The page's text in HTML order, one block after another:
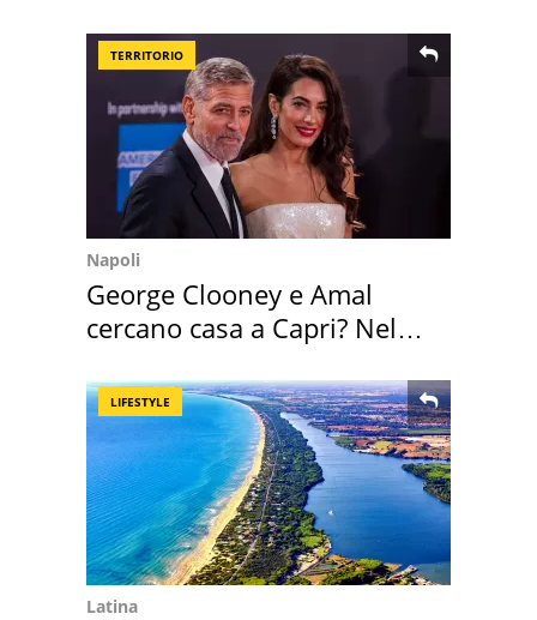
TERRITORIO
Napoli
George Clooney e Amal
cercano casa a Capri? Nel
LIFESTYLE
Latina